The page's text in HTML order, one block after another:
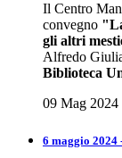
Il Centro
convegno
gli altri
Alfredo
Biblioteca
09 Mag 2024
6 maggio